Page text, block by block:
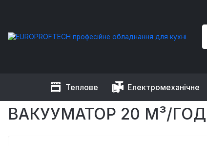
Теплове Електромеханічне
EUROPROFTECH Торгове обладнання Пакувальне
ВАКУУМАТОР 20 М³/ГОД.